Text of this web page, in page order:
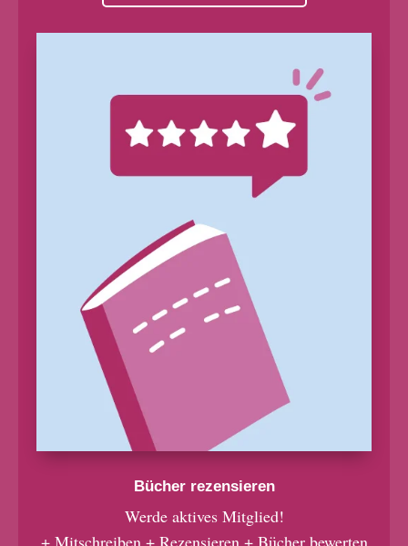
Bücher rezensieren
Werde aktives Mitglied!
+ Mitschreiben + Rezensieren + Bücher bewerten